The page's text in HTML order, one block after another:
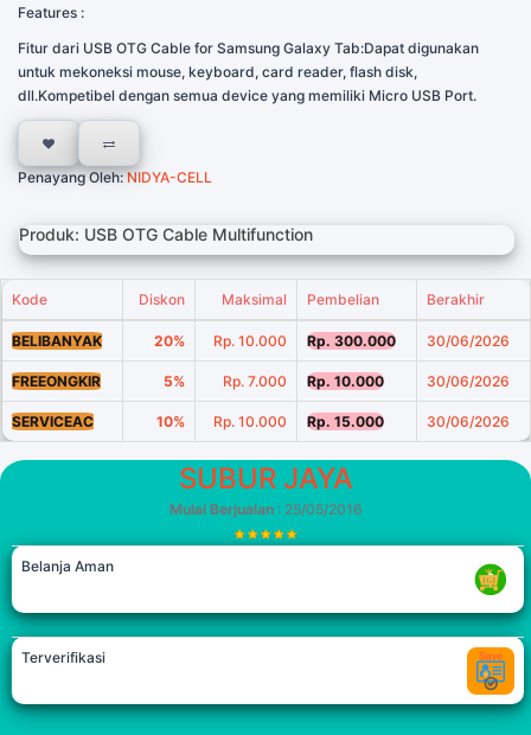
Features :
Fitur dari USB OTG Cable for Samsung Galaxy Tab:Dapat digunakan
untuk mekoneksi mouse, keyboard, card reader, flash disk,
dll.Kompetibel dengan semua device yang memiliki Micro USB Port.
Penayang Oleh:NIDYA-CELL
Produk: USB OTG Cable Multifunction
Kode Diskon Maksimal Pembelian Berakhir
BELIBANYAK 20% Rp. 10.000 Rp. 300.000 30/06/2026
FREEONGKIR 5% Rp. 7.000 Rp. 10.000 30/06/2026
SERVICEAC 10% Rp. 10.000 Rp. 15.000 30/06/2026
SUBUR JAYA
Mulai Berjualan: 25/05/2016
Belanja Aman
Terverifikasi